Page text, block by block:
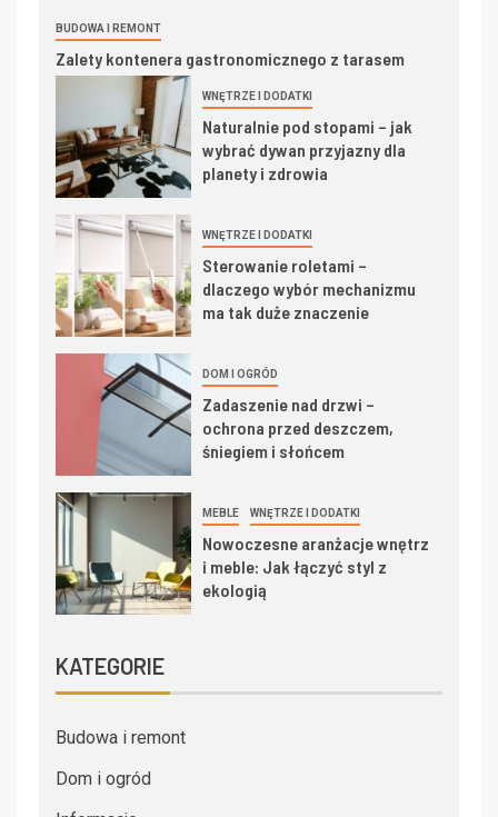
BUDOWA I REMONT
Zalety kontenera gastronomicznego z tarasem
WNĘTRZE I DODATKI
Naturalnie pod stopami – jak
wybrać dywan przyjazny dla
planety i zdrowia
WNĘTRZE I DODATKI
Sterowanie roletami –
dlaczego wybór mechanizmu
ma tak duże znaczenie
DOM I OGRÓD
Zadaszenie nad drzwi –
ochrona przed deszczem,
śniegiem i słońcem
MEBLE WNĘTRZE I DODATKI
Nowoczesne aranżacje wnętrz
i meble: Jak łączyć styl z
ekologią
KATEGORIE
Budowa i remont
Dom i ogród